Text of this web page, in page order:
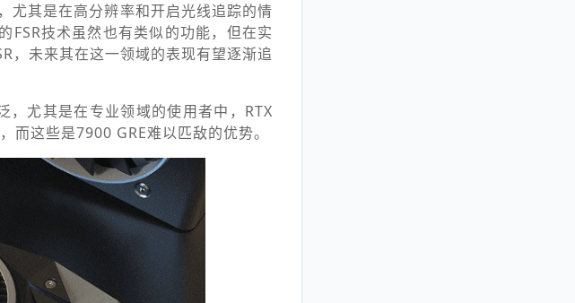
尤其是在高分辨率和开启光线追踪的情
FSR技术虽然也有类似的功能，但在实
，未来其在这一领域的表现有望逐渐追
尤其是在专业领域的使用者中，RTX
这些是7900 GRE难以匹敌的优势。